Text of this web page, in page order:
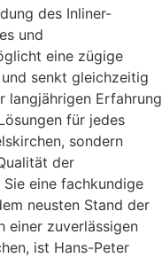
des Inliner-
und
eine zügige
senkt gleichzeitig
langjährigen Erfahrung
für jedes
sondern
der
eine fachkundige
neusten Stand der
einer zuverlässigen
ist Hans-Peter